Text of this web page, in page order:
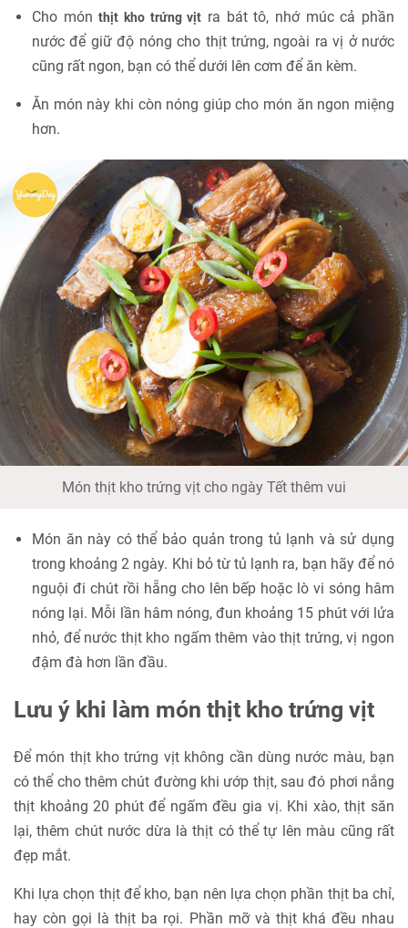
Cho mónthịt kho trứng vịt ra bát tô, nhớ múc cả phần
nước để giữ độ nóng cho thịt trứng, ngoài ra vị ở nước
cũng rất ngon, bạn có thể dưới lên cơm để ăn kèm.
Ăn món này khi còn nóng giúp cho món ăn ngon miệng
hơn.
Món thịt kho trứng vịt cho ngày Tết thêm vui
Món ăn này có thể bảo quản trong tủ lạnh và sử dụng
trong khoảng 2 ngày. Khi bỏ từ tủ lạnh ra, bạn hãy để nó
nguội đi chút rồi hẵng cho lên bếp hoặc lò vi sóng hâm
nóng lại. Mỗi lần hâm nóng, đun khoảng 15 phút với lửa
nhỏ, để nước thịt kho ngấm thêm vào thịt trứng, vị ngon
đậm đà hơn lần đầu.
Lưu ý khi làm món thịt kho trứng vịt
Để món thịt kho trứng vịt không cần dùng nước màu, bạn
có thể cho thêm chút đường khi ướp thịt, sau đó phơi nắng
thịt khoảng 20 phút để ngấm đều gia vị. Khi xào, thịt săn
lại, thêm chút nước dừa là thịt có thể tự lên màu cũng rất
đẹp mắt.
Khi lựa chọn thịt để kho, bạn nên lựa chọn phần thịt ba chỉ,
hay còn gọi là thịt ba rọi. Phần mỡ và thịt khá đều nhau